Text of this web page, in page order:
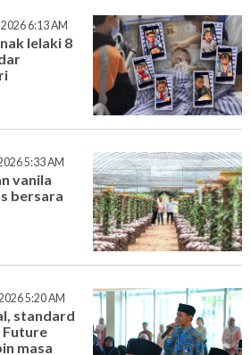
6:13 AM
lelaki 8
5:33 AM
vanila
bersara
5:20 AM
standard
Future
masa